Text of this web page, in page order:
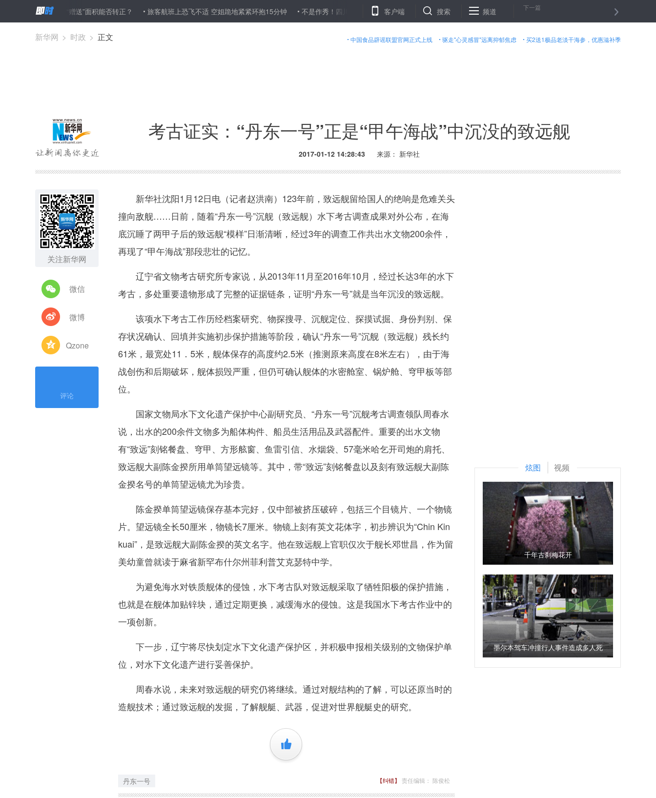
”提高容积率 “赠送”面积能否转正？ 旅客航班上恐飞不适 空姐跪地紧紧环抱15分钟 不是作秀！四川眉山工地堆“钱山”为农民工发3600万工资 证监会通报首次ＩＰＯ企业现场检查情况 周强：整合优质
客户端 搜索 频道 下一篇
中国食品辟谣联盟官网正式上线 驱走"心灵感冒"远离抑郁焦虑 买2送1极品老淡干海参，优惠滋补季
新华网 > 时政 > 正文
考古证实：“丹东一号”正是“甲午海战”中沉没的致远舰
2017-01-12 14:28:43 来源： 新华社
关注新华网
微信
微博
Qzone
评论
新华社沈阳1月12日电（记者赵洪南）123年前，致远舰留给国人的绝响是危难关头
撞向敌舰……日前，随着“丹东一号”沉舰（致远舰）水下考古调查成果对外公布，在海
底沉睡了两甲子后的致远舰“模样”日渐清晰，经过3年的调查工作共出水文物200余件，
再现了“甲午海战”那段悲壮的记忆。
辽宁省文物考古研究所专家说，从2013年11月至2016年10月，经过长达3年的水下
考古，多处重要遗物形成了完整的证据链条，证明“丹东一号”就是当年沉没的致远舰。
该项水下考古工作历经档案研究、物探搜寻、沉舰定位、探摸试掘、身份判别、保
存状况确认、回填并实施初步保护措施等阶段，确认“丹东一号”沉舰（致远舰）残长约
61米，最宽处11．5米，舰体保存的高度约2.5米（推测原来高度在8米左右），由于海
战创伤和后期破坏，舰体损毁严重，但仍可确认舰体的水密舱室、锅炉舱、穹甲板等部
位。
国家文物局水下文化遗产保护中心副研究员、“丹东一号”沉舰考古调查领队周春水
说，出水的200余件文物多为船体构件、船员生活用品及武器配件。重要的出水文物
有“致远”刻铭餐盘、穹甲、方形舷窗、鱼雷引信、水烟袋、57毫米哈乞开司炮的肩托、
致远舰大副陈金揆所用单筒望远镜等。其中，带“致远”刻铭餐盘以及刻有致远舰大副陈
金揆名号的单筒望远镜尤为珍贵。
陈金揆单筒望远镜保存基本完好，仅中部被挤压破碎，包括三个目镜片、一个物镜
片。望远镜全长50厘米，物镜长7厘米。物镜上刻有英文花体字，初步辨识为“Chin Kin
kuai”，是致远舰大副陈金揆的英文名字。他在致远舰上官职仅次于舰长邓世昌，作为留
美幼童曾就读于麻省新罕布什尔州菲利普艾克瑟特中学。
为避免海水对铁质舰体的侵蚀，水下考古队对致远舰采取了牺牲阳极的保护措施，
也就是在舰体加贴锌块，通过定期更换，减缓海水的侵蚀。这是我国水下考古作业中的
一项创新。
下一步，辽宁将尽快划定水下文化遗产保护区，并积极申报相关级别的文物保护单
位，对水下文化遗产进行妥善保护。
周春水说，未来对致远舰的研究仍将继续。通过对舰结构的了解，可以还原当时的
造舰技术；通过致远舰的发掘，了解舰艇、武器，促进对世界舰艇史的研究。
+1
丹东一号 【纠错】 责任编辑： 陈俊松
炫图 视频
千年古刹梅花开
墨尔本驾车冲撞行人事件造成多人死